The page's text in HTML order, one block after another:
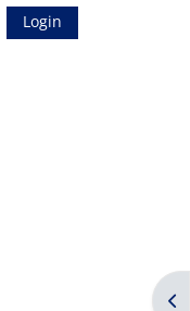
Login